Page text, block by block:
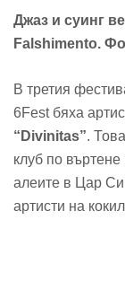
Джаз и суинг
Falshimento.
В третия
6Fest бяха
“Divinitas”.
клуб по
алеите в Цар
артисти на